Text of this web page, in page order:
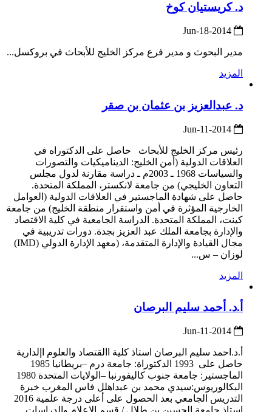
د. كريستيان كوخ
مدير البحوث و مدير فرع مركز الخليج للأبحاث في بروكسل...
المزيد
د. عبدالعزيز بن عثمان بن صقر
رئيس مركز الخليج للأبحاث حاصل على الدكتوراه في
العلاقات الدولية (أمن الخليج: الديناميكيات والتصورات
والسياسات 1968 ـ 2003م ـ دراسة مقارنة لدول مجلس
التعاون الخليجي) من جامعة لانكستر، المملكة المتحدة.
حاصل على شهادة الماجستير في العلاقات الدولية (العوامل
الخارجية المؤثرة في أمن واستقرار منطقة الخليج) من جامعة
كينت، المملكة المتحدة. الدراسة الجامعية في كلية الاقتصاد
والإدارة بجامعة الملك عبد العزيز بجدة. دورات تدريبية في
مجال القيادة والإدارة المتقدمة، (معهد الإدارة الدولي (IMD)
لوزان – س...
المزيد
أ.د. أحمد سليم البرصان
أ.د.احمد سليم البرصان استاذ كلية االقتصاد والعلوم اإلدارية
حاصل على 1993 الدكتوراة: جامعة درم –بريطانيا 1985
الماجستير: جامعة جنوب كاليفورنبا –الولايات المتحدة 1980
البكالوريوس:سيدي محمد بن عبداهلل فاس المغرب خبرة
التدريس الجامعي بعد الحصول على أعلى درجة علمية 2016
استاذ جامعة الحسين بن طلال / قسم الاعلام والدراسات